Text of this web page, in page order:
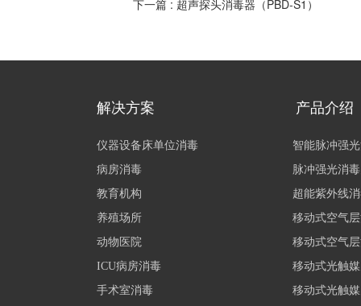
下一篇 : 超声探头消毒器（PBD-S1）
解决方案
仪器设备床单位消毒
病房消毒
教育机构
养殖场所
动物医院
ICU病房消毒
手术室消毒
产品介绍
智能脉冲强
脉冲强光消
超能紫外线
移动式空气
移动式空气
移动式光触
移动式光触